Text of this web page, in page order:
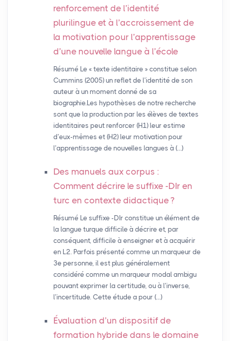
renforcement de l’identité
plurilingue et à l’accroissement de
la motivation pour l’apprentissage
d’une nouvelle langue à l’école
Résumé Le « texte identitaire » constitue selon
Cummins (2005) un reflet de l’identité de son
auteur à un moment donné de sa
biographie.Les hypothèses de notre recherche
sont que la production par les élèves de textes
identitaires peut renforcer (H1) leur estime
d’eux-mêmes et (H2) leur motivation pour
l’apprentissage de nouvelles langues à (…)
Des manuels aux corpus :
Comment décrire le suffixe -DIr en
turc en contexte didactique?
Résumé Le suffixe -DIr constitue un élément de
la langue turque difficile à décrire et, par
conséquent, difficile à enseigner et à acquérir
en L2. Parfois présenté comme un marqueur de
3e personne, il est plus généralement
considéré comme un marqueur modal ambigu
pouvant exprimer la certitude, ou à l’inverse,
l’incertitude. Cette étude a pour (…)
Évaluation d’un dispositif de
formation hybride dans le domaine